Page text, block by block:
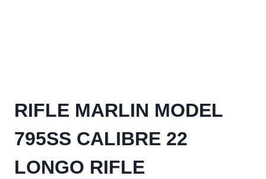
RIFLE MARLIN MODEL
795SS CALIBRE 22
LONGO RIFLE